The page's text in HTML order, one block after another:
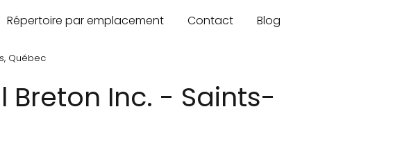
Répertoire par emplacement Contact Blog
Québec
Breton Inc. - Saints-